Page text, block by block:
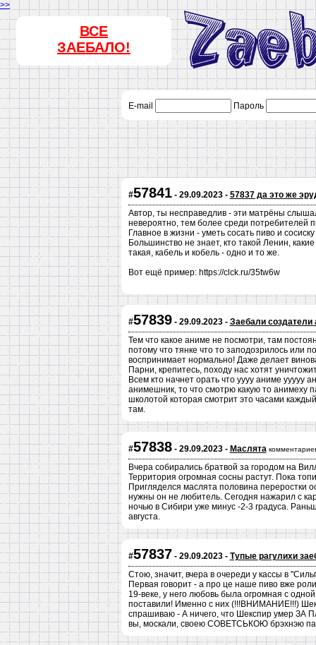
>>
ВСЕ
ЗАЕБАЛО!
E-mail Пароль
#57841- 29.09.2023 - 57837 да это же
Автор, ты несправедлив - эти матрёны
невероятно, тем более среди потребителей
Главное в жизни - уметь сосать пиво и сосиску
Большинство не знает, кто такой Ленин,
такая, кабель и кобель - одно и то же.
Вот ещё пример: https://clck.ru/35tw6w
#57839- 29.09.2023 - Заебали создатели
Тем что какое аниме не посмотри, там
потому что тянке что то заподозрилось или
воспринимает нормально! Даже делает
Парни, крепитесь, походу нас хотят
Всем кто начнет орать что уууу аниме ууууу
анимешник, то что смотрю какую то анимеху
школотой которая смотрит это часами
там.
#57838- 29.09.2023 - Маслята
Вчера собирались братвой за городом на
Территория огромная сосны растут. Пока
Пригляделся маслята половина переростки
нужны он не любитель. Сегодня нажарил с
ночью в Сибири уже минус -2-3 градуса.
августа.
#57837 - 29.09.2023 - Тупые рагулихи
Стою, значит, вчера в очереди у кассы в
Первая говорит - а про це наше пиво вже
19-веке, у него любовь была огромная с
поставили! Именно с них (!!!ВНИМАНИЕ!!!)
спрашиваю - А ничего, что Шекспир умер
вы, москали, своею СОВЕТСЬКОЮ брэхнэю